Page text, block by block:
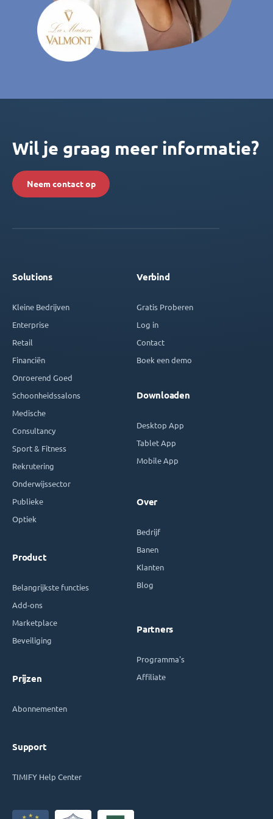
Wil je graag meer informatie?
Neem contact op
Solutions
Kleine Bedrijven
Enterprise
Retail
Financiën
Onroerend Goed
Schoonheidssalons
Medische
Consultancy
Sport & Fitness
Rekrutering
Onderwijssector
Publieke
Optiek
Product
Belangrijkste functies
Add-ons
Marketplace
Beveiliging
Prijzen
Abonnementen
Support
TIMIFY Help Center
Verbind
Gratis Proberen
Log in
Contact
Boek een demo
Downloaden
Desktop App
Tablet App
Mobile App
Over
Bedrijf
Banen
Klanten
Blog
Partners
Programma's
Affiliate